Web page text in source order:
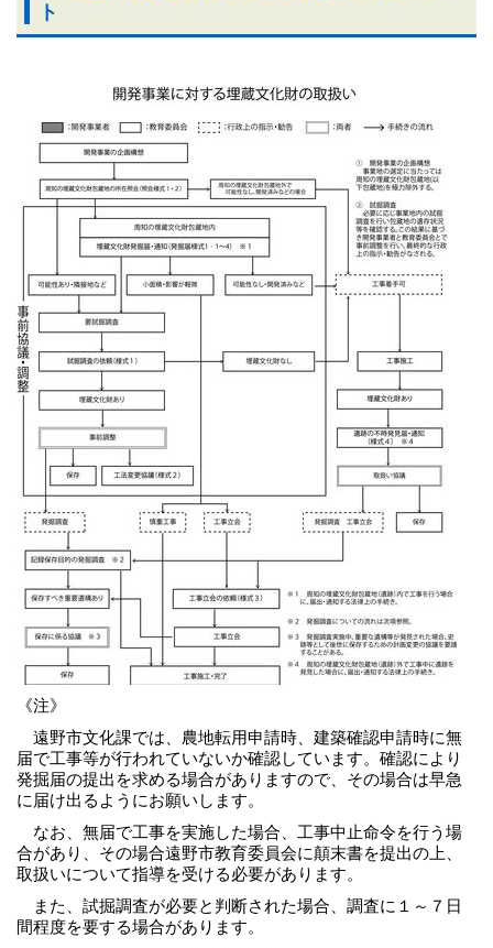
ト
《注》
遠野市文化課では、農地転用申請時、建築確認申請時に無
届で工事等が行われていないか確認しています。確認により
発掘届の提出を求める場合がありますので、その場合は早急
に届け出るようにお願いします。
なお、無届で工事を実施した場合、工事中止命令を行う場
合があり、その場合遠野市教育委員会に顛末書を提出の上、
取扱いについて指導を受ける必要があります。
また、試掘調査が必要と判断された場合、調査に１～７日
間程度を要する場合があります。